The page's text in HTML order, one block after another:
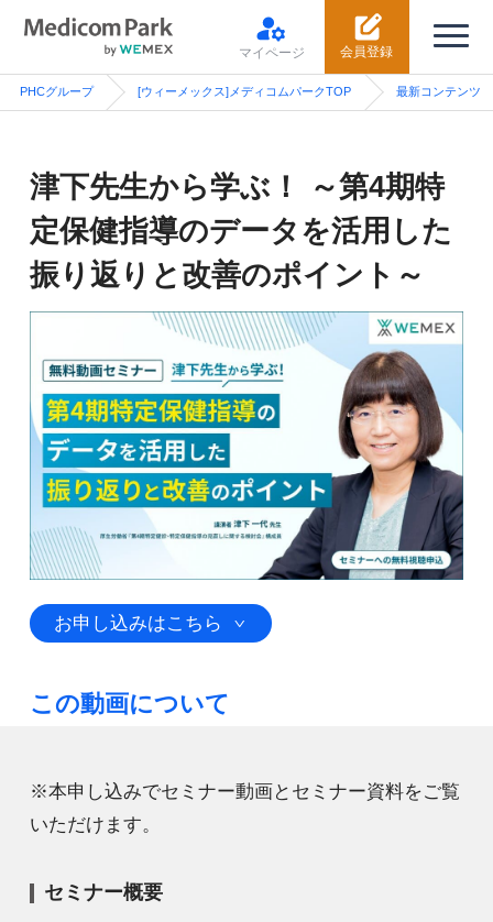
会員登録
マイページ
PHCグループ [ウィーメックス]メディコムパークTOP 最新コンテンツ
津下先生から学ぶ！ ～第4期特
定保健指導のデータを活用した
振り返りと改善のポイント～
お申し込みはこちら
この動画について
※本申し込みでセミナー動画とセミナー資料をご覧
いただけます。
セミナー概要